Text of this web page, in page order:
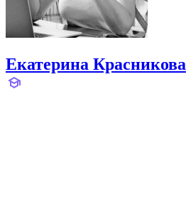
Екатерина Красникова